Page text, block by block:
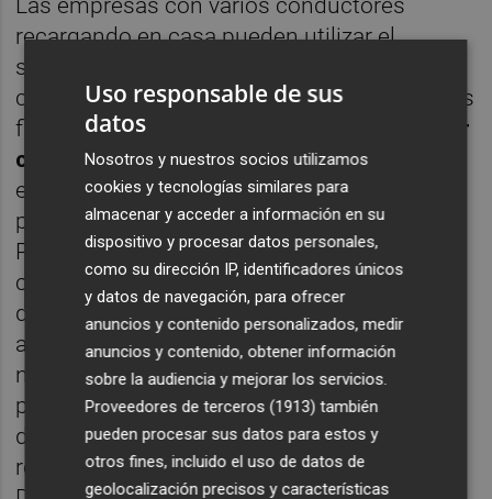
recargando en casa pueden utilizar el
software Ford Pro Telematics
controlar fácilmente el uso de energía en sus
flotas, y pueden ver el
reembolso debido por
cada conductor utilizando una tarifa
establecida por kWh. El sistema también
proporciona un control centralizado del
Preacondicionamiento Remoto, para
calentar o enfriar la batería y la cabina
durante la carga para optimizar la
autonomía, y muestra alertas si un vehículo
no se está cargando cuando debería. El
personal también puede comprobar los
datos de salud del vehículo y su estado de
recarga a través de Ford Pro Telematics
Uso responsable de sus
datos
Nosotros y nuestros socios utilizamos
cookies y tecnologías similares para
almacenar y acceder a información en su
dispositivo y procesar datos personales,
como su dirección IP, identificadores únicos
y datos de navegación, para ofrecer
anuncios y contenido personalizados, medir
anuncios y contenido, obtener información
sobre la audiencia y mejorar los servicios.
Proveedores de terceros (1913) también
pueden procesar sus datos para estos y
otros fines, incluido el uso de datos de
geolocalización precisos y características